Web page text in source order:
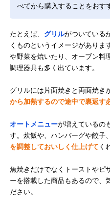
べてから購入することをおす
たとえば、 グリルがついている
くものというイメージがありま
や野菜を焼いたり、オーブン料
調理器具も多く出ています。
グリルには片面焼きと両面焼き
から加熱するので途中で裏返す
オートメニューが増えているの
す。炊飯や、ハンバーグや餃子
を調整しておいしく仕上げて く
魚焼きだけでなくトーストやピ
ーを搭載した商品もあるので、
ださい。